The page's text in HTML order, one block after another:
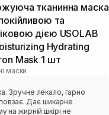
тканинна маска
та
дією USOLAB
Hydrating
Mask 1 шт
маски
шикарне
на жирній шкірі не